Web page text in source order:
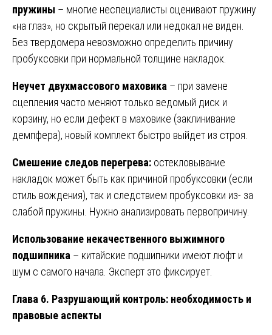
пружины – многие неспециалисты оценивают пружину
«на глаз», но скрытый перекал или недокал не виден.
Без твердомера невозможно определить причину
пробуксовки при нормальной толщине накладок.
Неучет двухмассового маховика – при замене
сцепления часто меняют только ведомый диск и
корзину, но если дефект в маховике (заклинивание
демпфера), новый комплект быстро выйдет из строя.
Смешение следов перегрева: остекловывание
накладок может быть как причиной пробуксовки (если
стиль вождения), так и следствием пробуксовки из- за
слабой пружины. Нужно анализировать первопричину.
Использование некачественного выжимного
подшипника – китайские подшипники имеют люфт и
шум с самого начала. Эксперт это фиксирует.
Глава 6. Разрушающий контроль: необходимость и
правовые аспекты